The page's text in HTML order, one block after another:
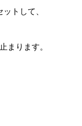
トして、
まります。